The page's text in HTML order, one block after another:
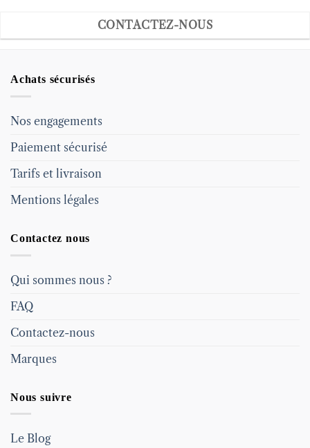
CONTACTEZ-NOUS
Achats sécurisés
Nos engagements
Paiement sécurisé
Tarifs et livraison
Mentions légales
Contactez nous
Qui sommes nous ?
FAQ
Contactez-nous
Marques
Nous suivre
Le Blog